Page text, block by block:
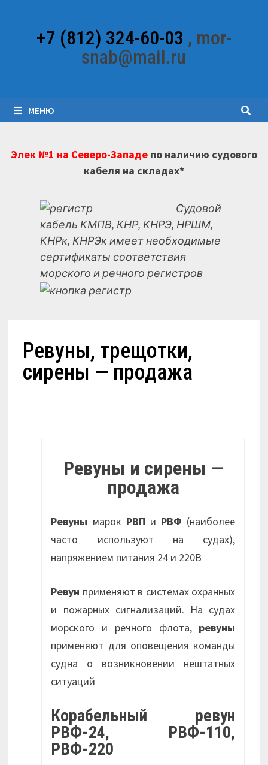
содержимому+7 (812) 324-60-03 , mor-
snab@mail.ru
МЕНЮ
Элек №1 на Северо-Западепо наличию судового
кабеля на складах*
Судовой
кабель КМПВ, КНР, КНРЭ, НРШМ,
КНРк, КНРЭк имеет необходимые
сертификаты соответствия
морского и речного регистров
Ревуны, трещотки,
сирены — продажа
Ревуны и сирены —
продажа
Ревуны марок РВП и РВФ (наиболее
часто используют на судах),
напряжением питания 24 и 220В
Ревун применяют в системах охранных
и пожарных сигнализаций. На судах
морского и речного флота, ревуны
применяют для оповещения команды
судна о возникновении нештатных
ситуаций
Корабельный ревун
РВФ-24, РВФ-110,
РВФ-220